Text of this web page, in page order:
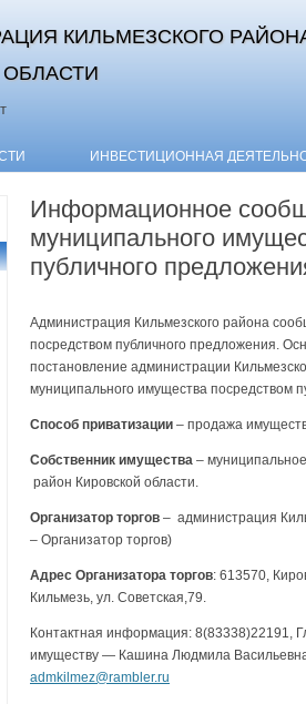
КИЛЬМЕЗСКОГО
Skip
ИНВЕСТИЦИОННАЯ
Информационное
муниципального
публичного
Администрация Кильмезского района
посредством публичного предложения.
постановление администрации
муниципального имущества посредством
Способ приватизации – продажа
Собственник имущества –
район Кировской области.
Организатор торгов – администрация
– Организатор торгов)
Адрес Организатора торгов: 613570,
Кильмезь, ул. Советская,79.
Контактная информация: 8(83338)22191,
имуществу — Кашина Людмила
admkilmez@rambler.ru